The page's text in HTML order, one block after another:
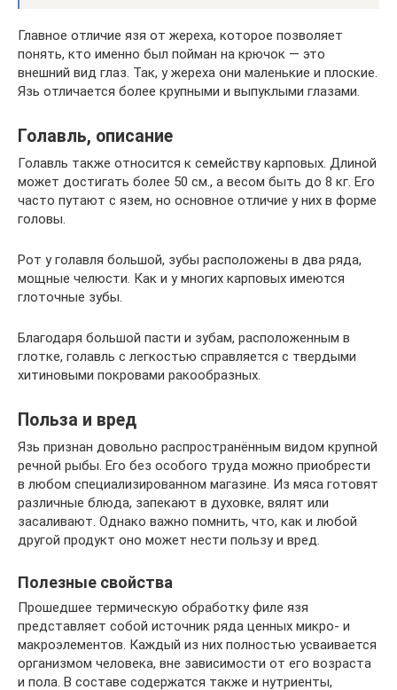
Главное отличие язя от жереха, которое позволяет
понять, кто именно был пойман на крючок — это
внешний вид глаз. Так, у жереха они маленькие и плоские.
Язь отличается более крупными и выпуклыми глазами.
Голавль, описание
Голавль также относится к семейству карповых. Длиной
может достигать более 50 см., а весом быть до 8 кг. Его
часто путают с язем, но основное отличие у них в форме
головы.
Рот у голавля большой, зубы расположены в два ряда,
мощные челюсти. Как и у многих карповых имеются
глоточные зубы.
Благодаря большой пасти и зубам, расположенным в
глотке, голавль с легкостью справляется с твердыми
хитиновыми покровами ракообразных.
Польза и вред
Язь признан довольно распространённым видом крупной
речной рыбы. Его без особого труда можно приобрести
в любом специализированном магазине. Из мяса готовят
различные блюда, запекают в духовке, вялят или
засаливают. Однако важно помнить, что, как и любой
другой продукт оно может нести пользу и вред.
Полезные свойства
Прошедшее термическую обработку филе язя
представляет собой источник ряда ценных микро- и
макроэлементов. Каждый из них полностью усваивается
организмом человека, вне зависимости от его возраста
и пола. В составе содержатся также и нутриенты,